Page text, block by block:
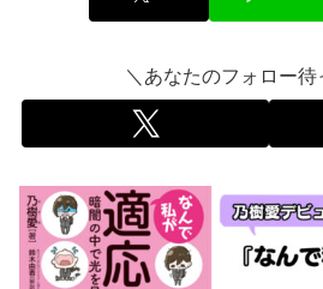
＼あなたのフォロー待